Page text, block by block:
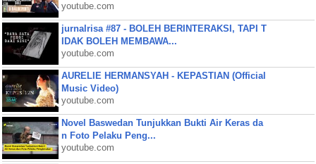
youtube.com
jurnalrisa #87 - BOLEH BERINTERAKSI, TAPI T
IDAK BOLEH MEMBAWA...
youtube.com
AURELIE HERMANSYAH - KEPASTIAN (Official
Music Video)
youtube.com
Novel Baswedan Tunjukkan Bukti Air Keras da
n Foto Pelaku Peng...
youtube.com